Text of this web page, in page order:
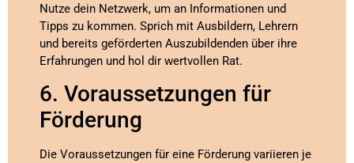
Nutze dein Netzwerk, um an Informationen und
Tipps zu kommen. Sprich mit Ausbildern, Lehrern
und bereits geförderten Auszubildenden über ihre
Erfahrungen und hol dir wertvollen Rat.
6. Voraussetzungen für
Förderung
Die Voraussetzungen für eine Förderung variieren je